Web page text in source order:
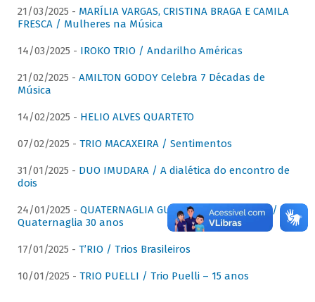
21/03/2025 - MARÍLIA VARGAS, CRISTINA BRAGA E CAMILA
FRESCA / Mulheres na Música
14/03/2025 - IROKO TRIO / Andarilho Américas
21/02/2025 - AMILTON GODOY Celebra 7 Décadas de
Música
14/02/2025 - HELIO ALVES QUARTETO
07/02/2025 - TRIO MACAXEIRA / Sentimentos
31/01/2025 - DUO IMUDARA / A dialética do encontro de
dois
24/01/2025 - QUATERNAGLIA GUITAR QUARTET (QGQ) /
Quaternaglia 30 anos
17/01/2025 - T’RIO / Trios Brasileiros
10/01/2025 - TRIO PUELLI / Trio Puelli – 15 anos